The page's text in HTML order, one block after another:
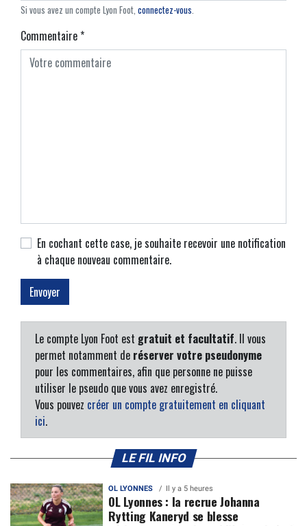
Si vous avez un compte Lyon Foot, connectez-vous.
Commentaire*
En cochant cette case, je souhaite recevoir une notification
à chaque nouveau commentaire.
Le compte Lyon Foot est gratuit et facultatif. Il vous
permet notamment de réserver votre pseudonyme
pour les commentaires, afin que personne ne puisse
utiliser le pseudo que vous avez enregistré.
Vous pouvez créer un compte gratuitement en cliquant
ici.
LE FIL INFO
OL LYONNES Il y a 5 heures
OL Lyonnes : la recrue Johanna
Rytting Kaneryd se blesse